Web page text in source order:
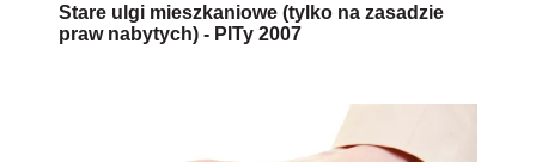
Stare ulgi mieszkaniowe (tylko na zasadzie
praw nabytych) - PITy 2007